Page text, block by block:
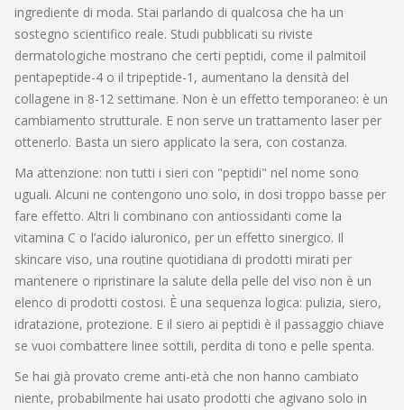
ingrediente di moda. Stai parlando di qualcosa che ha un
sostegno scientifico reale. Studi pubblicati su riviste
dermatologiche mostrano che certi peptidi, come il palmitoil
pentapeptide-4 o il tripeptide-1, aumentano la densità del
collagene in 8-12 settimane. Non è un effetto temporaneo: è un
cambiamento strutturale. E non serve un trattamento laser per
ottenerlo. Basta un siero applicato la sera, con costanza.
Ma attenzione: non tutti i sieri con "peptidi" nel nome sono
uguali. Alcuni ne contengono uno solo, in dosi troppo basse per
fare effetto. Altri li combinano con antiossidanti come la
vitamina C o l’acido ialuronico, per un effetto sinergico. Il
skincare viso, una routine quotidiana di prodotti mirati per
mantenere o ripristinare la salute della pelle del viso non è un
elenco di prodotti costosi. È una sequenza logica: pulizia, siero,
idratazione, protezione. E il siero ai peptidi è il passaggio chiave
se vuoi combattere linee sottili, perdita di tono e pelle spenta.
Se hai già provato creme anti-età che non hanno cambiato
niente, probabilmente hai usato prodotti che agivano solo in